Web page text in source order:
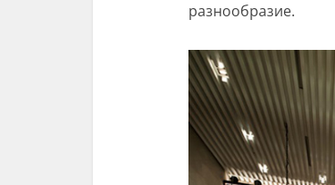
разнообразие.